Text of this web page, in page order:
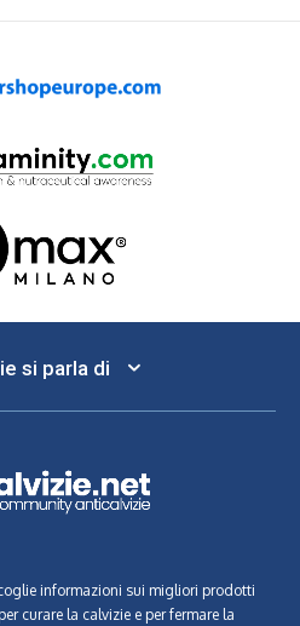
si parla di
informazioni sui migliori prodotti
curare la calvizie e per fermare la